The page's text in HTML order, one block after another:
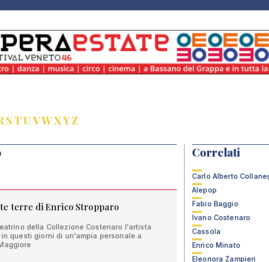
STUVWXYZ
terre di Enrico Stropparo
della Collezione Costenaro l'artista
questi giorni di un'ampia personale a
Correlati
Carlo Alberto
Alepop
Fabio Baggio
Ivano Costenaro
Cassola
Enrico Minato
Eleonora Zampieri